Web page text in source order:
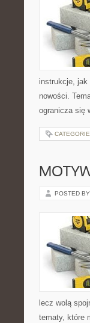
instrukcje, jak
nowości.
ogranicza się
POSTED
lecz wolą
tematy, które